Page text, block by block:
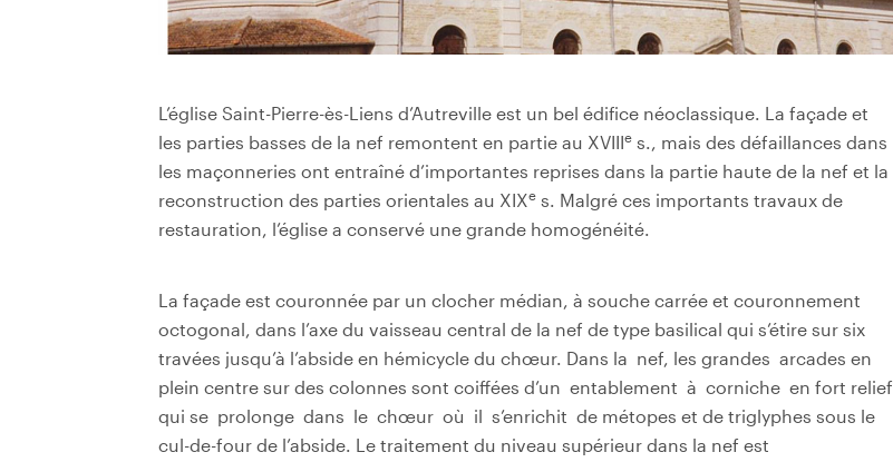
L’église Saint-Pierre-ès-Liens d’Autreville est un bel édifice néo­classique. La façade et
les parties basses de la nef remontent en partie au XVIIIe s., mais des défaillances dans
les maçonneries ont entraîné d’importantes reprises dans la partie haute de la nef et la
reconstruction des parties orientales au XIXe s. Malgré ces importants travaux de
restauration, l’église a conservé une grande homogénéité.
La façade est couronnée par un clocher médian, à souche carrée et couronnement
octogonal, dans l’axe du vaisseau central de la nef de type basilical qui s’étire sur six
travées jusqu’à l’abside en hémicycle du chœur. Dans la nef, les grandes arcades en
plein centre sur des colonnes sont coiffées d’un entablement à corniche en fort relief
qui se prolonge dans le chœur où il s’enrichit de métopes et de triglyphes sous le
cul-de-four de l’abside. Le traitement du niveau supérieur dans la nef est